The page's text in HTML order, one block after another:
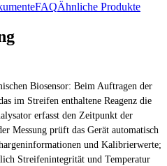
FAQÄhnliche Produkte
Biosensor: Beim Auftragen der
im Streifen enthaltene Reagenz die
erfasst den Zeitpunkt der
Messung prüft das Gerät automatisch
und Kalibrierwerte;
Streifenintegrität und Temperatur